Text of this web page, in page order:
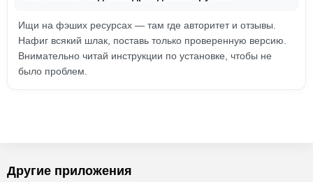
Ищи на фэших ресурсах — там где авторитет и отзывы.
Нафиг всякий шлак, поставь только проверенную версию.
Внимательно читай инструкции по установке, чтобы не
было проблем.
Другие приложения